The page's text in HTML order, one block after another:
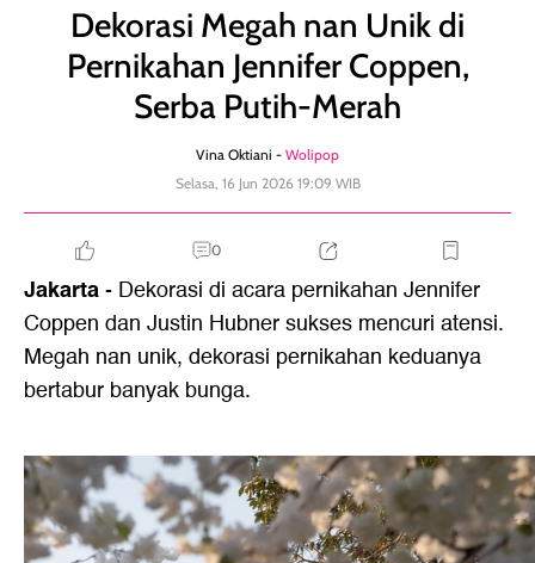
Dekorasi Megah nan Unik di
Pernikahan Jennifer Coppen,
Serba Putih-Merah
Vina Oktiani - Wolipop
Selasa, 16 Jun 2026 19:09 WIB
0
Jakarta- Dekorasi di acara pernikahan Jennifer
Coppen dan Justin Hubner sukses mencuri atensi.
Megah nan unik, dekorasi pernikahan keduanya
bertabur banyak bunga.